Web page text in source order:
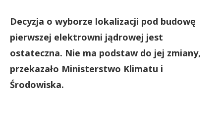
Decyzja o wyborze lokalizacji pod budowę
pierwszej elektrowni jądrowej jest
ostateczna. Nie ma podstaw do jej zmiany,
przekazało Ministerstwo Klimatu i
Środowiska.